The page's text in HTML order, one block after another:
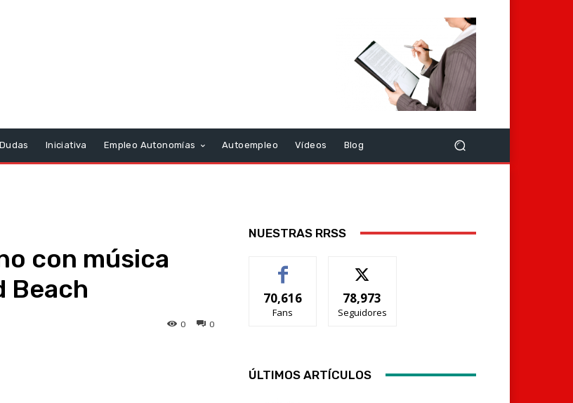
Dudas Iniciativa Empleo Autonomías Autoempleo Vídeos Blog
con música
Beach
0
0
Telegram
NUESTRAS RRSS
70,616
Fans
78,973
Seguidores
ÚLTIMOS ARTÍCULOS